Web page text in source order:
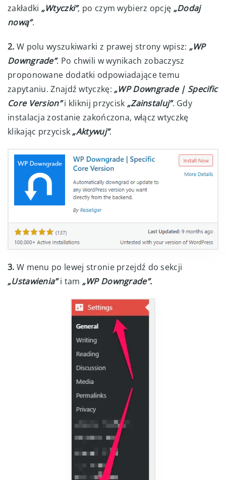
zakładki „Wtyczki”, po czym wybierz opcję „Dodaj
nową”.
2. W polu wyszukiwarki z prawej strony wpisz: „WP
Downgrade”. Po chwili w wynikach zobaczysz
proponowane dodatki odpowiadające temu
zapytaniu. Znajdź wtyczkę: „WP Downgrade | Specific
Core Version”i kliknij przycisk „Zainstaluj”. Gdy
instalacja zostanie zakończona, włącz wtyczkę
klikając przycisk „Aktywuj”.
3. W menu po lewej stronie przejdź do sekcji
„Ustawienia”i tam „WP Downgrade”.